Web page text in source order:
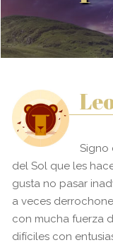
Signo
del Sol que les
gusta no pasar
a veces
con mucha fuerza
difíciles con